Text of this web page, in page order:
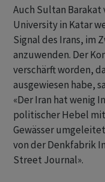
Auch Sultan Barakat
University in Katar
Signal des Irans, im
anzuwenden. Der
verschärft worden,
ausgewiesen habe,
«Der Iran hat wenig
politischer Hebel
Gewässer
von der Denkfabrik
Street Journal».